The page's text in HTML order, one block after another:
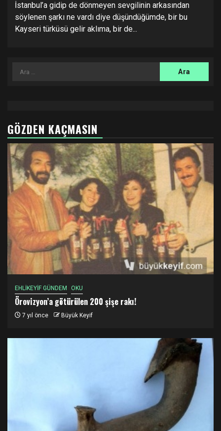
İstanbul’a gidip de dönmeyen sevgilinin arkasından
söylenen şarkı ne vardı diye düşündüğümde, bir bu
Kayseri türküsü gelir aklıma, bir de...
Arama:
GÖZDEN KAÇMASIN
EHLİKEYİF GÜNDEM OKU
Örovizyon’a götürülen 200 şişe rakı!
7 yıl önce Büyük Keyif